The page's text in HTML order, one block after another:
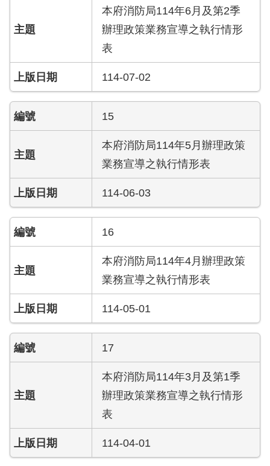
專
網
站
導
覽
回
首
常
見
答
陳
情
統
辭
台
北
本府消防局114年6月及第2季
辦理政策業務宣導之執行情形
表
114-07-02
15
本府消防局114年5月辦理政策
業務宣導之執行情形表
114-06-03
16
本府消防局114年4月辦理政策
業務宣導之執行情形表
114-05-01
17
本府消防局114年3月及第1季
辦理政策業務宣導之執行情形
表
114-04-01